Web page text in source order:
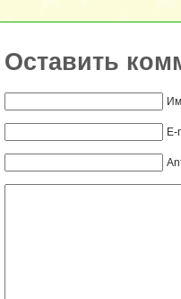
Оставить
E-